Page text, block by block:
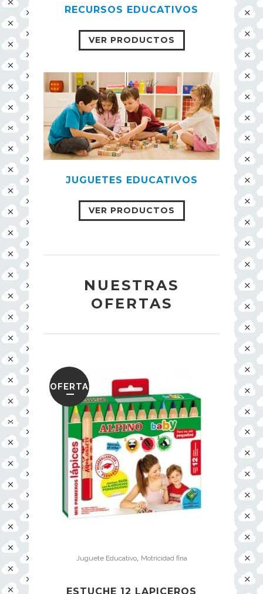
RECURSOS EDUCATIVOS
VER PRODUCTOS
JUGUETES EDUCATIVOS
VER PRODUCTOS
NUESTRAS
OFERTAS
OFERTA
Juguete Educativo, Motricidad fina
ESTUCHE 12 LAPICEROS